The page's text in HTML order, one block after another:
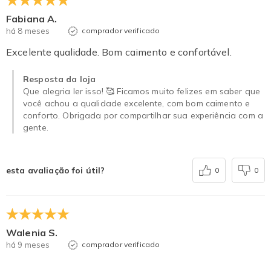
Fabiana A.
há 8 meses comprador verificado
Excelente qualidade. Bom caimento e confortável.
Resposta da loja
Que alegria ler isso! 🥰 Ficamos muito felizes em saber que
você achou a qualidade excelente, com bom caimento e
conforto. Obrigada por compartilhar sua experiência com a
gente.
esta avaliação foi útil? 0 0
Walenia S.
há 9 meses comprador verificado